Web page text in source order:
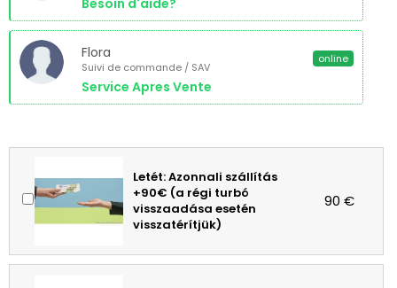
Besoin d'aide?
Flora
Suivi de commande / SAV
Service Apres Vente
online
Letét: Azonnali szállítás
+90€ (a régi turbó
visszaadása esetén
visszatérítjük)
90 €